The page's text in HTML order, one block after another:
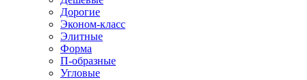
Дорогие
Эконом-класс
Элитные
Форма
П-образные
Угловые